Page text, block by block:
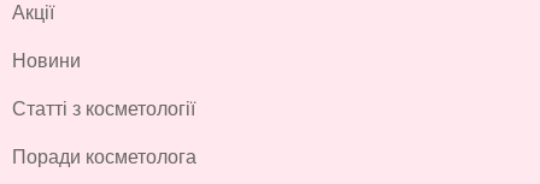
Акції
Новини
Статті з косметології
Поради косметолога